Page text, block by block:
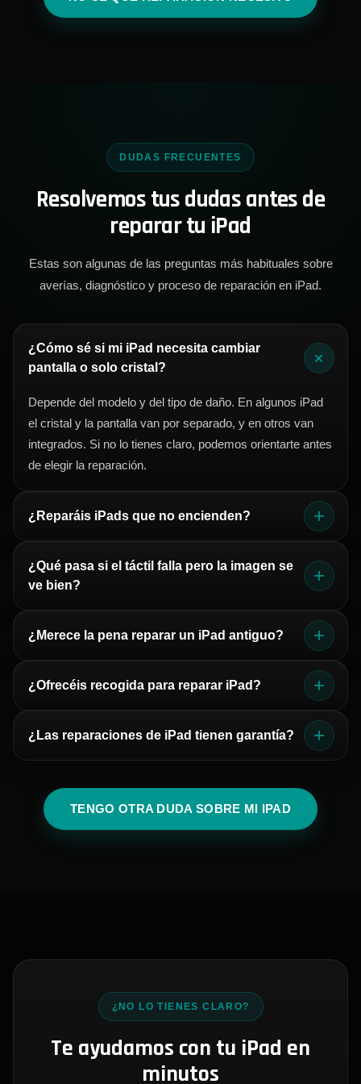
DUDAS FRECUENTES
Resolvemos tus dudas antes de
reparar tu iPad
Estas son algunas de las preguntas más habituales sobre
averías, diagnóstico y proceso de reparación en iPad.
¿Cómo sé si mi iPad necesita cambiar
pantalla o solo cristal?
+
Depende del modelo y del tipo de daño. En algunos iPad
el cristal y la pantalla van por separado, y en otros van
integrados. Si no lo tienes claro, podemos orientarte antes
de elegir la reparación.
¿Reparáis iPads que no encienden? +
cargan o presentan fallos graves. En estos casos
normalmente es necesario realizar un diagnóstico previo
¿Qué pasa si el táctil falla pero la imagen se
ve bien?
+
Ese síntoma puede indicar un problema en el táctil, en el
cristal o en el conjunto de pantalla, según el modelo. Lo
antes de reparar.
¿Merece la pena reparar un iPad antiguo? +
avería. Si la reparación no compensa, te lo diremos con
¿Ofrecéis recogida para reparar iPad? +
Sí, podemos gestionar la recogida para que no tengas
que desplazarte. Te indicaremos cómo preparar el
dispositivo para que llegue correctamente protegido.
¿Las reparaciones de iPad tienen garantía? +
concreta depende del tipo de reparación realizada y del
componente sustituido.
TENGO OTRA DUDA SOBRE MI IPAD
¿NO LO TIENES CLARO?
Te ayudamos con tu iPad en
minutos